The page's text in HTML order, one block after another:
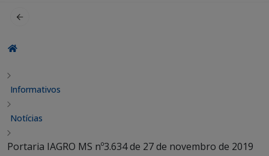
Informativos
Notícias
Portaria IAGRO MS nº3.634 de 27 de novembro de 2019